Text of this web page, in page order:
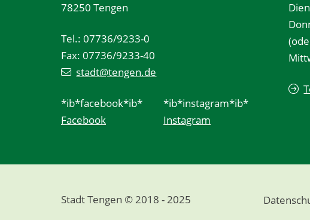
78250 Tengen
Tel.: 07736/9233-0
Fax: 07736/9233-40
stadt@tengen.de
*ib*facebook*ib*
Facebook
*ib*instagram*ib*
Instagram
Stadt Tengen © 2018 - 2025